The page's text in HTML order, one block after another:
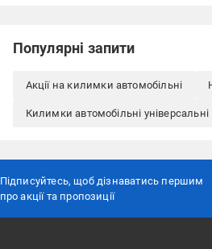
Популярні запити
Акції на килимки автомобільні
Килимки автомобільні універсальні
Підписуйтесь, щоб дізнаватись першим
про акції та пропозиції